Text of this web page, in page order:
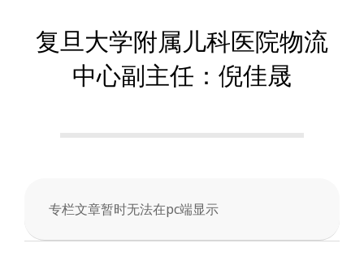
数
会
复旦大学附属儿科医院物流
中心副主任：倪佳晟
专栏文章暂时无法在pc端显示
2025-